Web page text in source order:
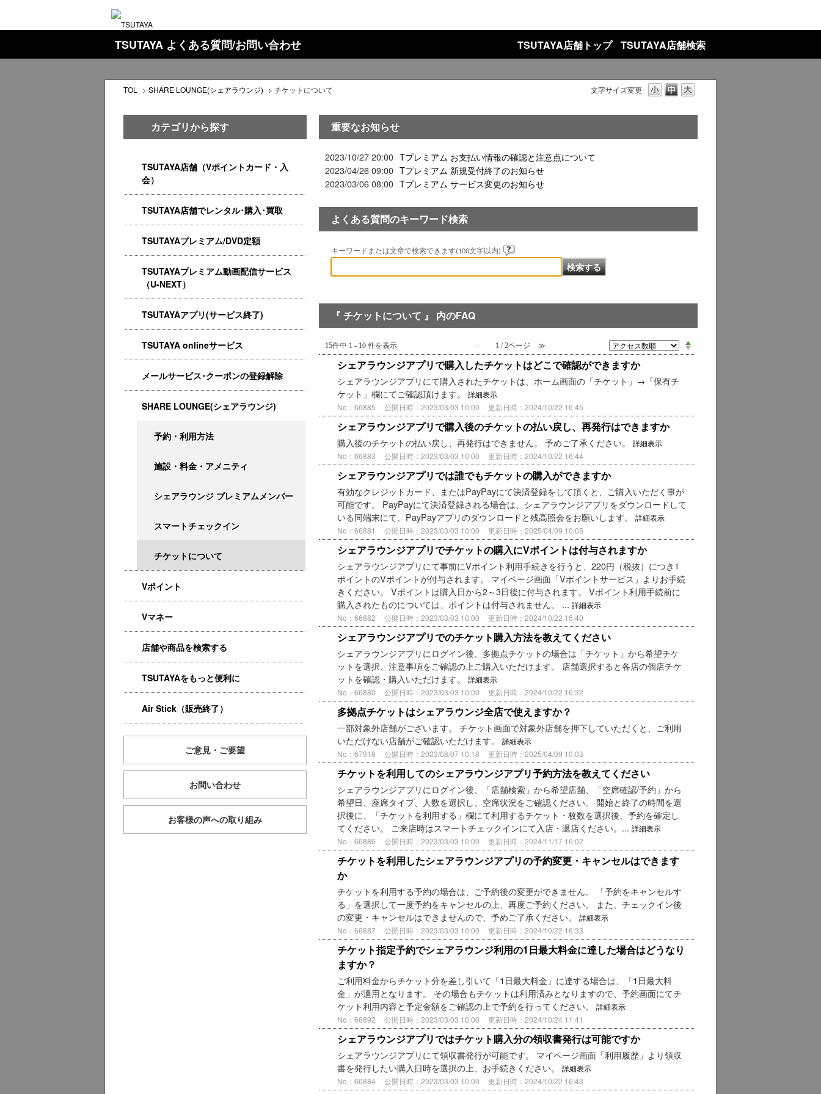
TSUTAYA よくある質問/お問い合わせ TSUTAYA店舗トップ TSUTAYA店舗検索
文字サイズ変更
TOL > SHARE LOUNGE(シェアラウンジ) > チケットについて
カテゴリから探す
TSUTAYA店舗（Vポイントカード・入
会）
TSUTAYA店舗でレンタル･購入･買取
TSUTAYAプレミアム/DVD定額
TSUTAYAプレミアム動画配信サービス
（U-NEXT）
TSUTAYAアプリ(サービス終了)
TSUTAYA onlineサービス
メールサービス･クーポンの登録解除
SHARE LOUNGE(シェアラウンジ)
予約・利用方法
施設・料金・アメニティ
シェアラウンジ プレミアムメンバー
スマートチェックイン
チケットについて
Vポイント
Vマネー
店舗や商品を検索する
TSUTAYAをもっと便利に
Air Stick（販売終了）
ご意見・ご要望
お問い合わせ
お客様の声への取り組み
重要なお知らせ
2023/10/27 20:00 Tプレミアム お支払い情報の確認と注意点について
2023/04/26 09:00 Tプレミアム 新規受付終了のお知らせ
2023/03/06 08:00 Tプレミアム サービス変更のお知らせ
よくある質問のキーワード検索
キーワードまたは文章で検索できます(100文字以内)
『 チケットについて 』 内のFAQ
15件中 1 - 10 件を表示 ≪ 1 / 2ページ ≫
シェアラウンジアプリで購入したチケットはどこで確認ができますか
シェアラウンジアプリにて購入されたチケットは、ホーム画面の「チケット」→「保有チ
ケット」欄にてご確認頂けます。
詳細表示
No：66885 公開日時：2023/03/03 10:00 更新日時：2024/10/22 16:45
シェアラウンジアプリで購入後のチケットの払い戻し、再発行はできますか
購入後のチケットの払い戻し、再発行はできません。 予めご了承ください。 詳細表示
No：66883 公開日時：2023/03/03 10:00 更新日時：2024/10/22 16:44
シェアラウンジアプリでは誰でもチケットの購入ができますか
有効なクレジットカード、またはPayPayにて決済登録をして頂くと、ご購入いただく事が
可能です。 PayPayにて決済登録される場合は、シェアラウンジアプリをダウンロードして
いる同端末にて、PayPayアプリのダウンロードと残高照会をお願いします。
詳細表示
No：66881 公開日時：2023/03/03 10:00 更新日時：2025/04/09 10:05
シェアラウンジアプリでチケットの購入にVポイントは付与されますか
シェアラウンジアプリにて事前にVポイント利用手続きを行うと、220円（税抜）につき1
ポイントのVポイントが付与されます。 マイページ画面「Vポイントサービス」よりお手続
きください。 Vポイントは購入日から2～3日後に付与されます。 Vポイント利用手続前に
購入されたものについては、ポイントは付与されません。 ... 詳細表示
No：66882 公開日時：2023/03/03 10:00 更新日時：2024/10/22 16:40
シェアラウンジアプリでのチケット購入方法を教えてください
シェアラウンジアプリにログイン後、多拠点チケットの場合は「チケット」から希望チケ
ットを選択、注意事項をご確認の上ご購入いただけます。 店舗選択すると各店の個店チケ
ットを確認・購入いただけます。
詳細表示
No：66880 公開日時：2023/03/03 10:00 更新日時：2024/10/22 16:32
多拠点チケットはシェアラウンジ全店で使えますか？
一部対象外店舗がございます。 チケット画面で対象外店舗を押下していただくと、ご利用
いただけない店舗がご確認いただけます。
詳細表示
No：67918 公開日時：2023/08/07 10:18 更新日時：2025/04/09 10:03
チケットを利用してのシェアラウンジアプリ予約方法を教えてください
シェアラウンジアプリにログイン後、「店舗検索」から希望店舗、「空席確認/予約」から
希望日、座席タイプ、人数を選択し、空席状況をご確認ください。 開始と終了の時間を選
択後に、「チケットを利用する」欄にて利用するチケット・枚数を選択後、予約を確定し
てください。 ご来店時はスマートチェックインにて入店・退店ください。... 詳細表示
No：66886 公開日時：2023/03/03 10:00 更新日時：2024/11/17 16:02
チケットを利用したシェアラウンジアプリの予約変更・キャンセルはできます
か
チケットを利用する予約の場合は、ご予約後の変更ができません。 「予約をキャンセルす
る」を選択して一度予約をキャンセルの上、再度ご予約ください。 また、チェックイン後
の変更・キャンセルはできませんので、予めご了承ください。
詳細表示
No：66887 公開日時：2023/03/03 10:00 更新日時：2024/10/22 16:33
チケット指定予約でシェアラウンジ利用の1日最大料金に達した場合はどうなり
ますか？
ご利用料金からチケット分を差し引いて「1日最大料金」に達する場合は、「1日最大料
金」が適用となります。 その場合もチケットは利用済みとなりますので、予約画面にてチ
ケット利用内容と予定金額をご確認の上で予約を行ってください。
詳細表示
No：66892 公開日時：2023/03/03 10:00 更新日時：2024/10/24 11:41
シェアラウンジアプリではチケット購入分の領収書発行は可能ですか
シェアラウンジアプリにて領収書発行が可能です。 マイページ画面「利用履歴」より領収
書を発行したい購入日時を選択の上、お手続きください。
詳細表示
No：66884 公開日時：2023/03/03 10:00 更新日時：2024/10/22 16:43